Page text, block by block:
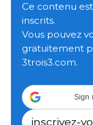
l'adaptation des
mesures de
sécurité des
préserver les
conduisent
moisson en
conditions sont
Ce contenu
inscrits.
Vous pouvez
gratuitement
3trois3.com.
Sign
inscrivez-